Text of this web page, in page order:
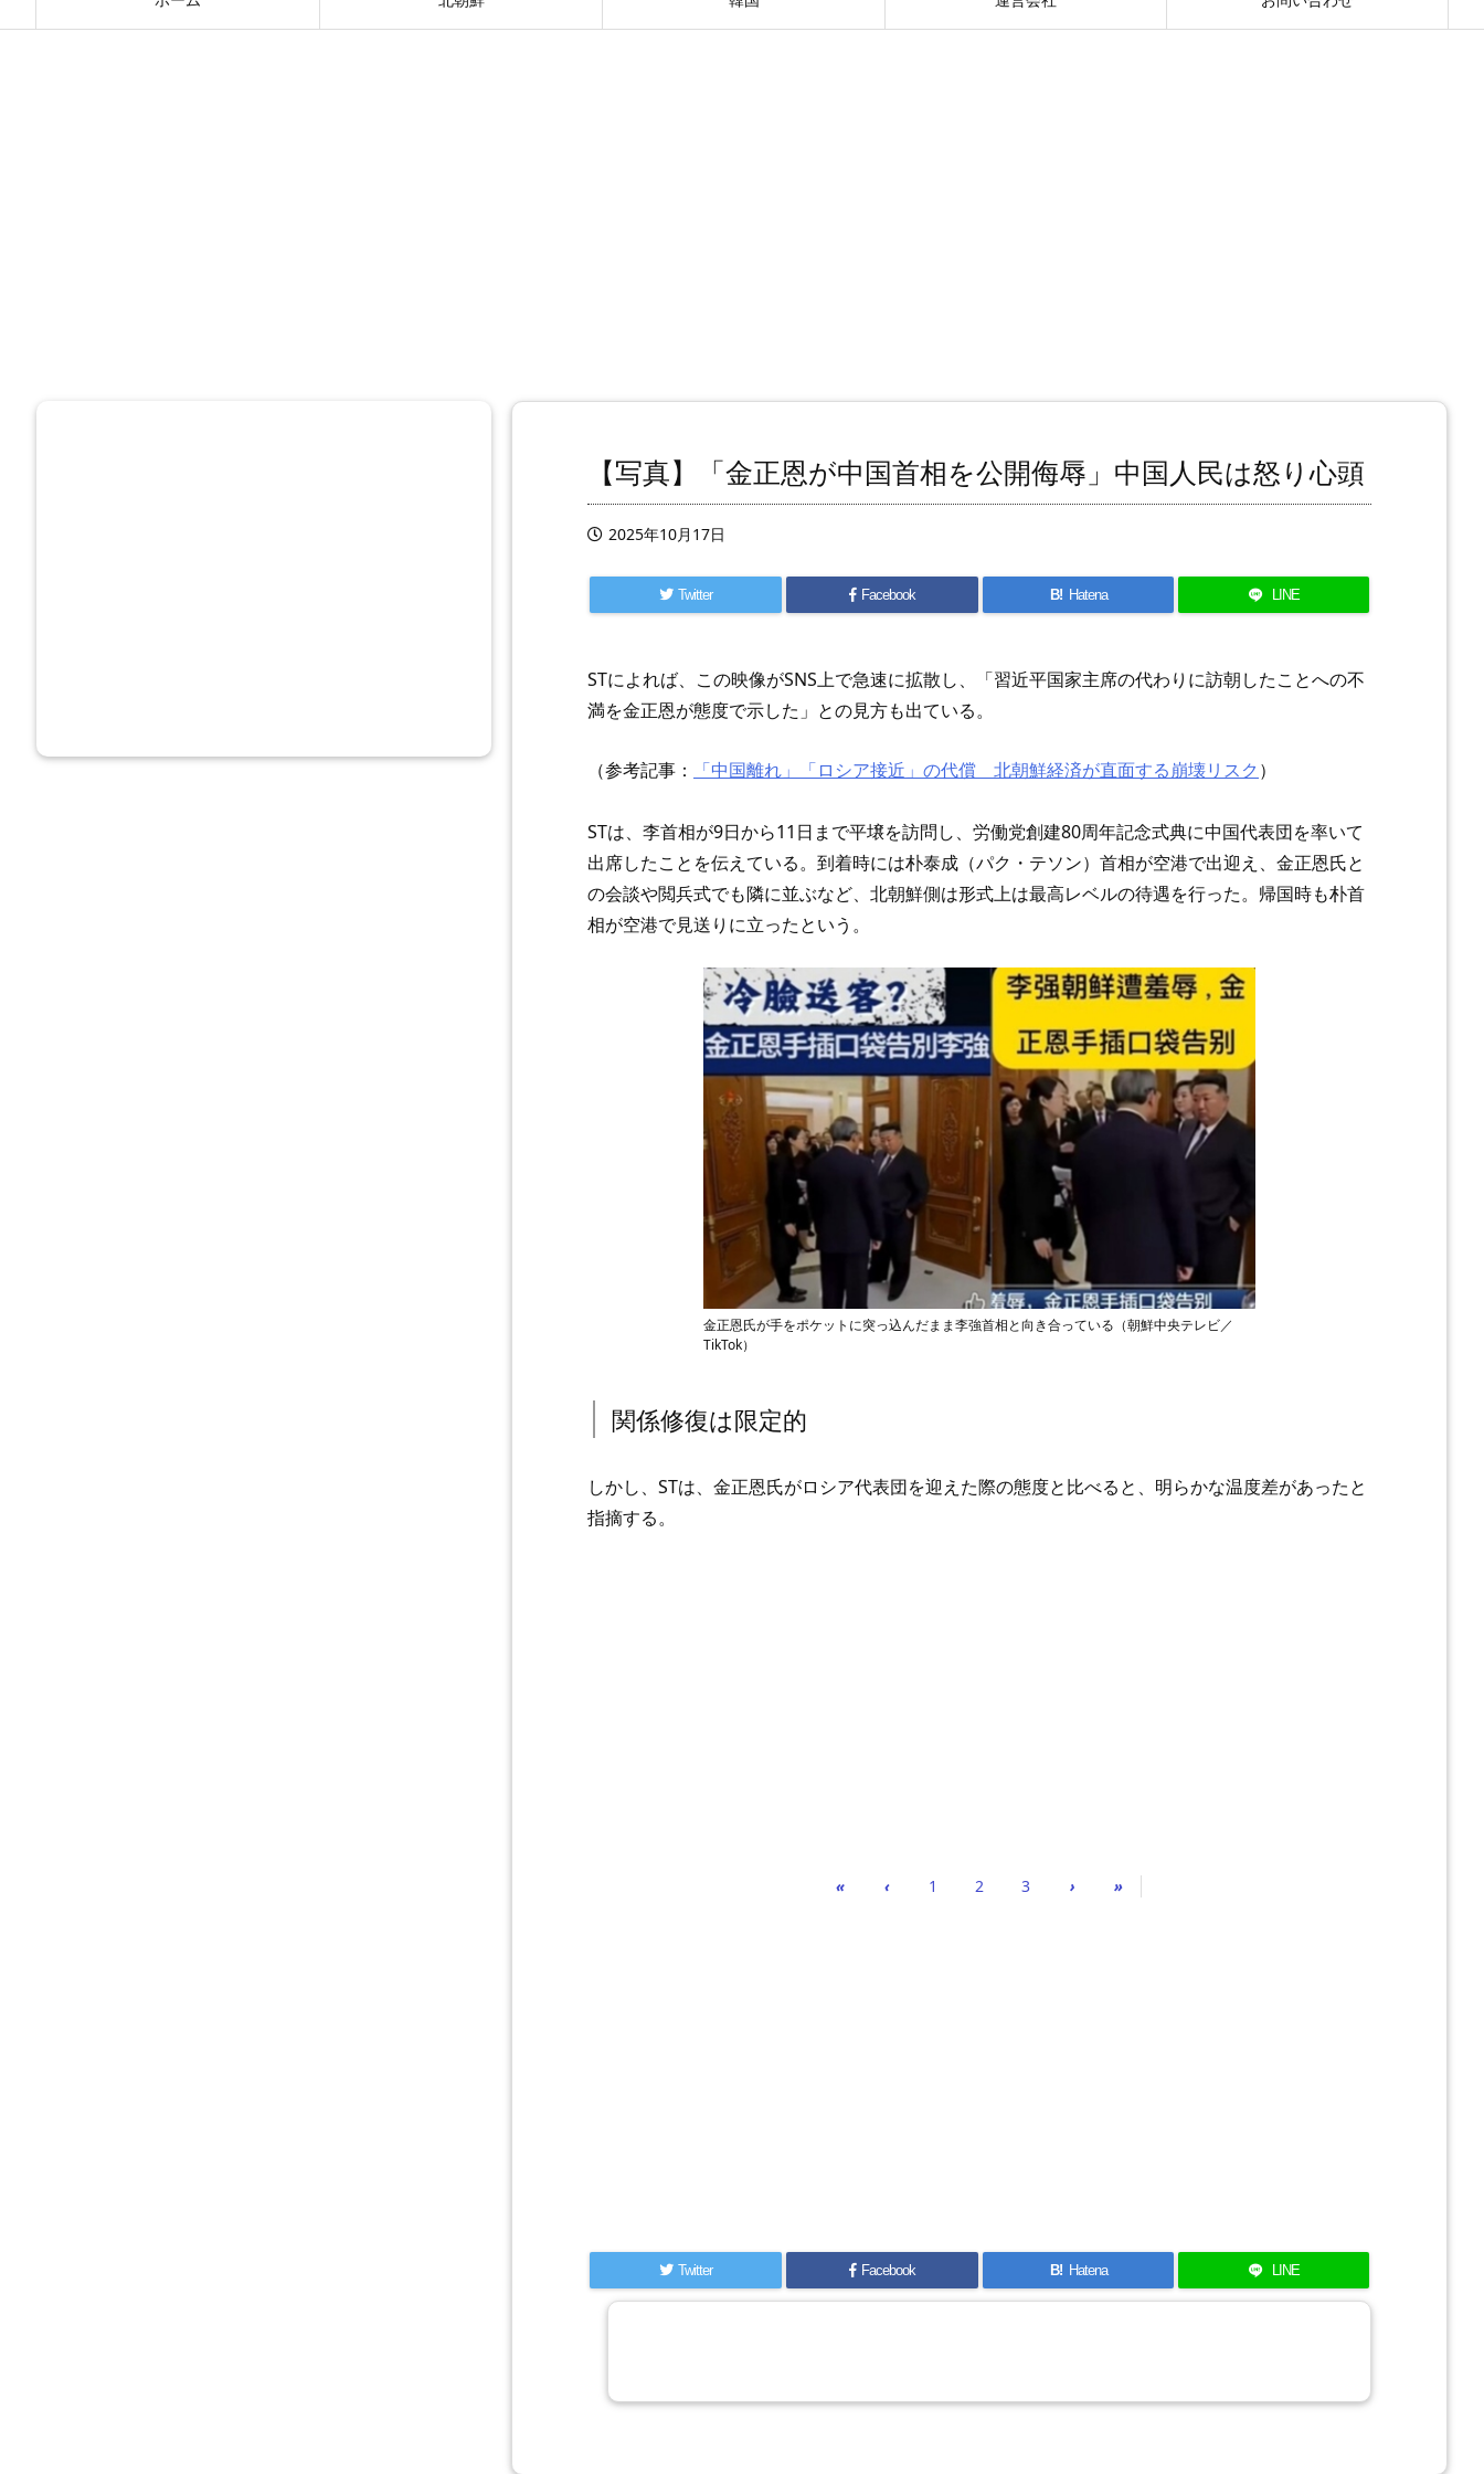
【写真】「金正恩が中国首相を公開侮辱」中国人民は怒り心頭
2025年10月17日
Twitter Facebook B! Hatena LINE
STによれば、この映像がSNS上で急速に拡散し、「習近平国家主席の代わりに訪朝したことへの不
満を金正恩が態度で示した」との見方も出ている。
（参考記事： 「中国離れ」「ロシア接近」の代償 北朝鮮経済が直面する崩壊リスク ）
STは、李首相が9日から11日まで平壌を訪問し、労働党創建80周年記念式典に中国代表団を率いて
出席したことを伝えている。到着時には朴泰成（パク・テソン）首相が空港で出迎え、金正恩氏と
の会談や閲兵式でも隣に並ぶなど、北朝鮮側は形式上は最高レベルの待遇を行った。帰国時も朴首
相が空港で見送りに立ったという。
金正恩氏が手をポケットに突っ込んだまま李強首相と向き合っている（朝鮮中央テレビ／
TikTok）
関係修復は限定的
しかし、STは、金正恩氏がロシア代表団を迎えた際の態度と比べると、明らかな温度差があったと
指摘する。
« ‹ 1 2 3 › »
Twitter Facebook B! Hatena LINE